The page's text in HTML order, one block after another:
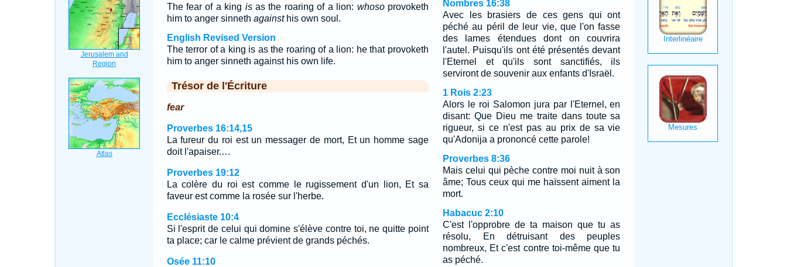
The fear of a king isas the roaring of a lion: whosoprovoketh
him to anger sinneth againsthis own soul.
English Revised Version
The terror of a king is as the roaring of a lion: he that provoketh
him to anger sinneth against his own life.
Trésor de l'Écriture
fear
Proverbes 16:14,15
La fureur du roi est un messager de mort, Et un homme sage
doit l'apaiser.…
Proverbes 19:12
La colère du roi est comme le rugissement d'un lion, Et sa
faveur est comme la rosée sur l'herbe.
Ecclésiaste 10:4
Si l'esprit de celui qui domine s'élève contre toi, ne quitte point
ta place; car le calme prévient de grands péchés.
Osée 11:10
Nombres 16:38
Avec les brasiers de ces gens qui ont
péché au péril de leur vie, que l'on fasse
des lames étendues dont on couvrira
l'autel. Puisqu'ils ont été présentés devant
l'Eternel et qu'ils sont sanctifiés, ils
serviront de souvenir aux enfants d'Israël.
1 Rois 2:23
Alors le roi Salomon jura par l'Eternel, en
disant: Que Dieu me traite dans toute sa
rigueur, si ce n'est pas au prix de sa vie
qu'Adonija a prononcé cette parole!
Proverbes 8:36
Mais celui qui pèche contre moi nuit à son
âme; Tous ceux qui me haïssent aiment la
mort.
Habacuc 2:10
C'est l'opprobre de ta maison que tu as
résolu, En détruisant des peuples
nombreux, Et c'est contre toi-même que tu
as péché.